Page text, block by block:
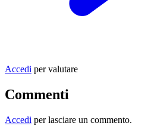
Accedi per valutare
Commenti
Accedi per lasciare un commento.